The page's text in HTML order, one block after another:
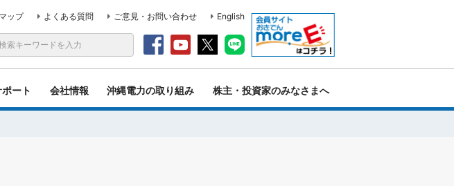
ップ よくある質問 ご意見・お問い合わせ English
ート 会社情報 沖縄電力の取り組み 株主・投資家のみなさまへ